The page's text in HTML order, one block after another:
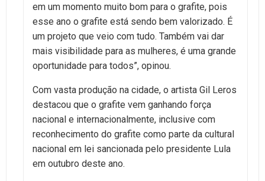
em um momento muito bom para o grafite, pois
esse ano o grafite está sendo bem valorizado. É
um projeto que veio com tudo. Também vai dar
mais visibilidade para as mulheres, é uma grande
oportunidade para todos”, opinou.
Com vasta produção na cidade, o artista Gil Leros
destacou que o grafite vem ganhando força
nacional e internacionalmente, inclusive com
reconhecimento do grafite como parte da cultural
nacional em lei sancionada pelo presidente Lula
em outubro deste ano.